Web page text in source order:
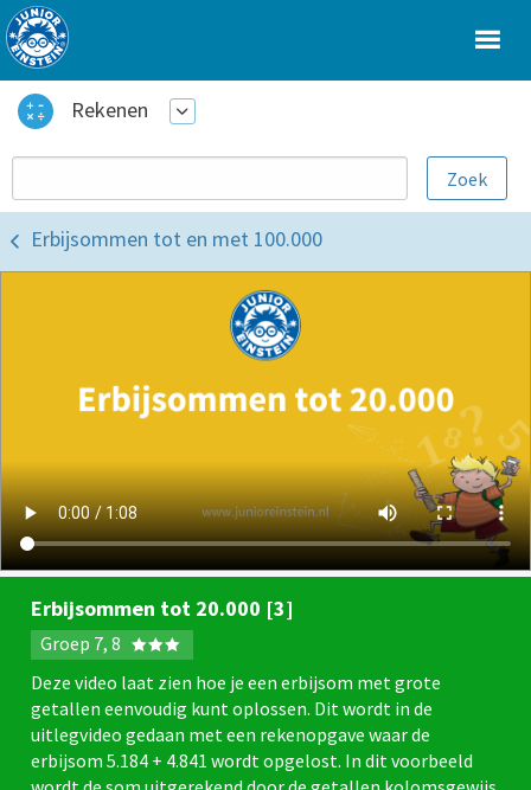
Rekenen
Erbijsommen tot en met 100.000
Erbijsommen tot 20.000 [3]
Groep 7, 8
Deze video laat zien hoe je een erbijsom met grote
getallen eenvoudig kunt oplossen. Dit wordt in de
uitlegvideo gedaan met een rekenopgave waar de
erbijsom 5.184 + 4.841 wordt opgelost. In dit voorbeeld